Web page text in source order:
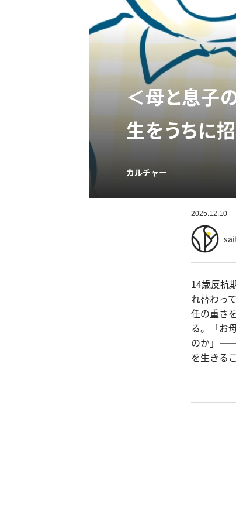
＜母と息子
生をうちに
カルチャー
2025.12.10
14歳反抗
れ替わっ
任の重さ
る。「お
のか」
を生きる